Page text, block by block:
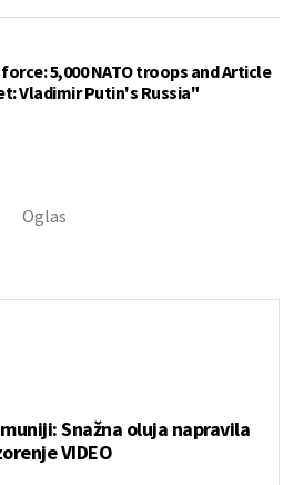
5,000 NATO troops and Article
Vladimir Putin's Russia"
Snažna oluja napravila
VIDEO